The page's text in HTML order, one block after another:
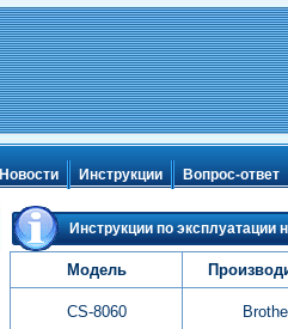
Новости Инструкции Вопрос-ответ
Инструкции по
Модель
CS-8060